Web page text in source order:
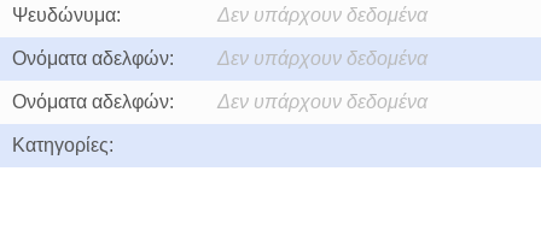
Ψευδώνυμα: Δεν υπάρχουν δεδομένα
Ονόματα αδελφών: Δεν υπάρχουν δεδομένα
Ονόματα αδελφών: Δεν υπάρχουν δεδομένα
Κατηγορίες: